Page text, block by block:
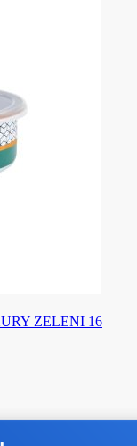
ZELENI 16